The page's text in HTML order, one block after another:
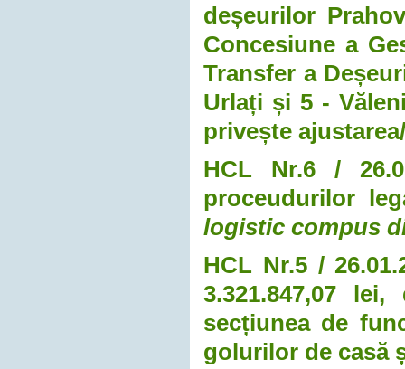
deșeurilor
Concesiune a
Transfer a
Urlați și 5 -
privește
HCL Nr.6 /
proceudurilor
logistic compus
HCL Nr.5 /
3.321.847,07
secțiunea de
golurilor de casă